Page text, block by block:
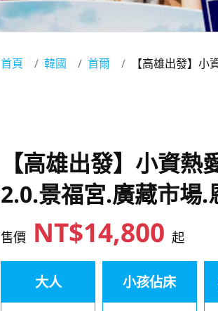
首頁 韓國 首爾 【高雄出發】
【高雄出發】小資
2.0.景福宮.廣藏市場
售價 NT$14,800起
大人 小孩佔床